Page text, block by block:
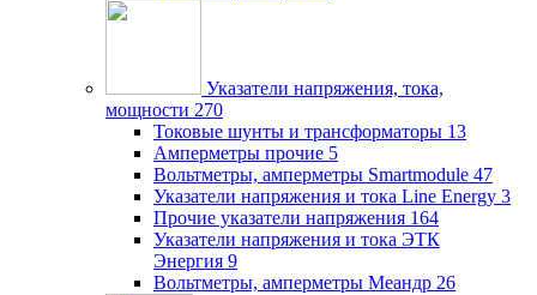
Указатели напряжения, тока,
мощности 270
Токовые шунты и трансформаторы 13
Амперметры прочие 5
Вольтметры, амперметры Smartmodule 47
Указатели напряжения и тока Line Energy 3
Прочие указатели напряжения 164
Указатели напряжения и тока ЭТК
Энергия 9
Вольтметры, амперметры Меандр 26